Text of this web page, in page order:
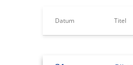
Datum Titel